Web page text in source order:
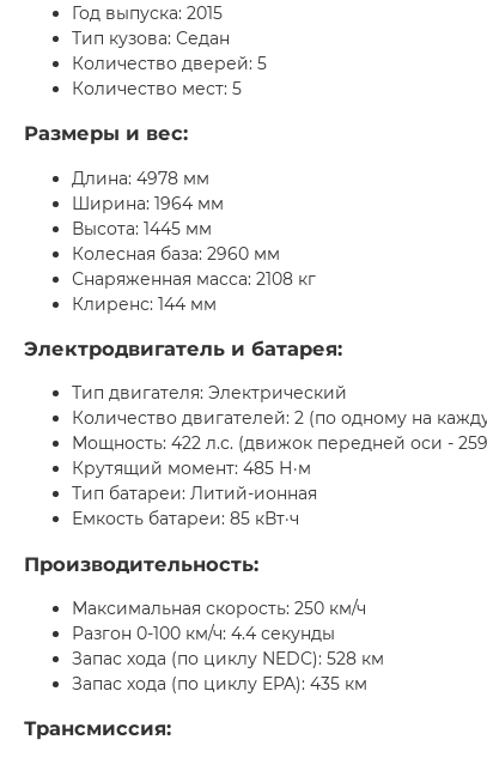
Год выпуска: 2015
Тип кузова: Седан
Количество дверей: 5
Количество мест: 5
Размеры и вес:
Длина: 4978 мм
Ширина: 1964 мм
Высота: 1445 мм
Колесная база: 2960 мм
Снаряженная масса: 2108 кг
Клиренс: 144 мм
Электродвигатель и батарея:
Тип двигателя: Электрический
Количество двигателей: 2 (по одному на
Мощность: 422 л.с. (движок передней оси - 259
Крутящий момент: 485 Н·м
Тип батареи: Литий-ионная
Емкость батареи: 85 кВт·ч
Производительность:
Максимальная скорость: 250 км/ч
Разгон 0-100 км/ч: 4.4 секунды
Запас хода (по циклу NEDC): 528 км
Запас хода (по циклу EPA): 435 км
Трансмиссия: